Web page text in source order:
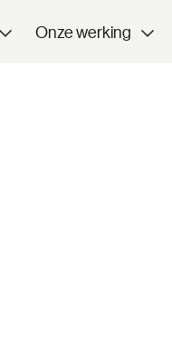
Onze werking